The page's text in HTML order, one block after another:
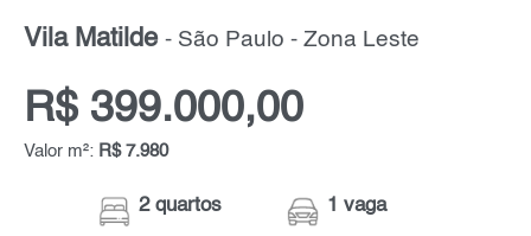
Vila Matilde - São Paulo - Zona Leste
R$ 399.000,00
Valor m²: R$ 7.980
2 quartos 1 vaga